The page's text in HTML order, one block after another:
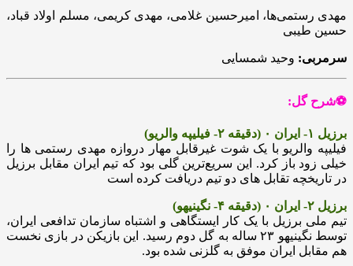
مهدی رستمی‌ها، امیرحسین غلامی، مهدی کریمی، مسلم اولاد قباد،
حسین طیبی
سرمربی: وحید شمسایی
⚽شرح گل:
برزیل ۱- ایران ۰ (دقیقه ۲- فیلیپه والریو)
فیلیپه والریو با یک شوت غیرقابل مهار دروازه مهدی رستمی ها را
خیلی زود باز کرد. این سریع‌ترین گلی بود که تیم ایران مقابل برزیل
در تاریخچه تقابل های دو تیم دریافت کرده است
برزیل ۲- ایران ۰ (دقیقه ۴- نگینیهو)
تیم ملی برزیل با یک کار ایستگاهی و اشتباه سازمان تدافعی ایران،
توسط نگینیهو ۲۳ ساله به گل دوم رسید. این بازیکن در بازی نخست
هم مقابل ایران موفق به گلزنی شده بود.